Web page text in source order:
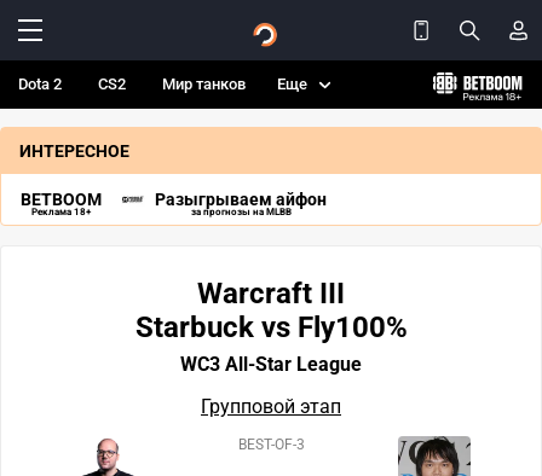
Dota 2 CS2 Мир танков Еще
ИНТЕРЕСНОЕ
BETBOOM
Реклама 18+
Разыгрываем айфон
за прогнозы на MLBB
Warcraft III
Starbuck vs Fly100%
WC3 All-Star League
Групповой этап
BEST-OF-3